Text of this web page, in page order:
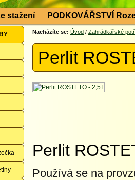
stažení PODKOVÁŘSTVÍ
Nacházíte se: Úvod / Zahrádkářské
Perlit
Perlit
Používá se na